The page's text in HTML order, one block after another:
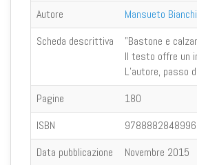
Autore
Mansueto Bianchi
Scheda descrittiva
"Bastone e
Il testo offre un
L’autore, passo
Pagine
180
ISBN
9788882848996
Data pubblicazione
Novembre 2015